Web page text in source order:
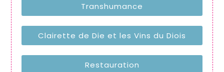
Transhumance
Clairette de Die et les Vins du Diois
Restauration